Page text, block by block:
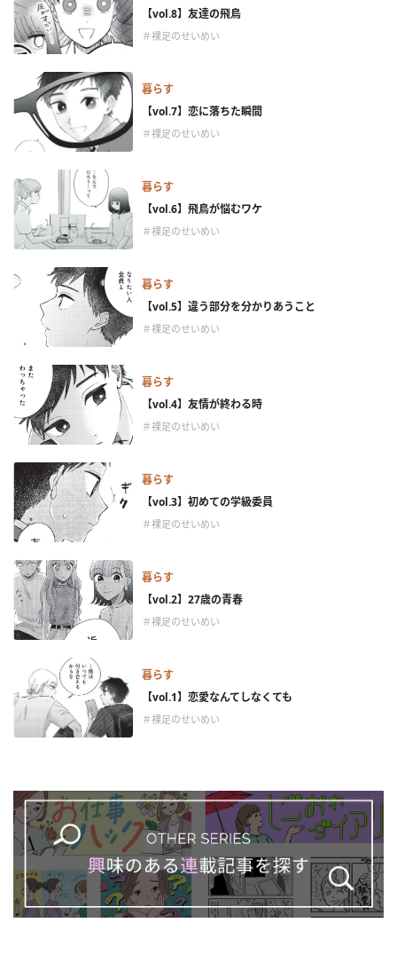
【vol.8】友達の飛鳥
＃裸足のせいめい
暮らす
【vol.7】恋に落ちた瞬間
＃裸足のせいめい
暮らす
【vol.6】飛鳥が悩むワケ
＃裸足のせいめい
暮らす
【vol.5】違う部分を分かりあうこと
＃裸足のせいめい
暮らす
【vol.4】友情が終わる時
＃裸足のせいめい
暮らす
【vol.3】初めての学級委員
＃裸足のせいめい
暮らす
【vol.2】27歳の青春
＃裸足のせいめい
暮らす
【vol.1】恋愛なんてしなくても
＃裸足のせいめい